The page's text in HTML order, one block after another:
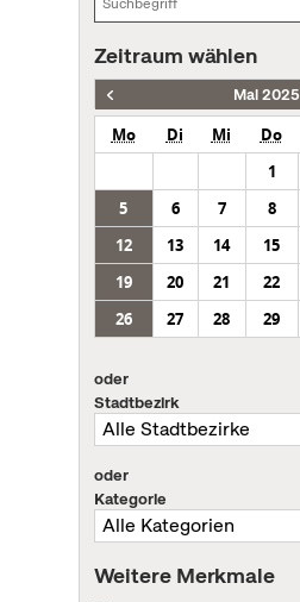
Zeitraum wählen
Mai 2025
Mo Di Mi Do
1
5
6 7 8
12
13 14 15
19
20 21 22
26
27 28 29
oder
Stadtbezirk
oder
Kategorie
Weitere Merkmale